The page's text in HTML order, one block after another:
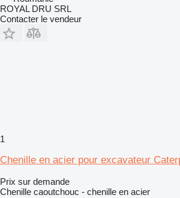
ROYAL DRU SRL
Contacter le vendeur
1
Chenille en acier pour excavateur
Prix sur demande
Chenille caoutchouc - chenille en acier